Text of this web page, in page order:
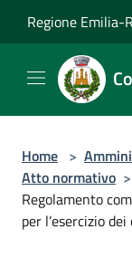
Regione Emilia-
Home >
Atto normativo >
Regolamento
per l’esercizio